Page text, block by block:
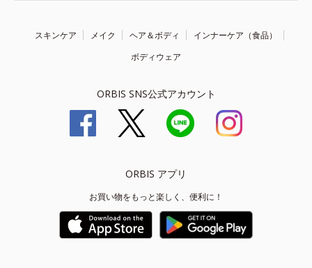
スキンケア メイク ヘア＆ボディ
インナーケア（食品）
ボディウェア
ORBIS SNS公式アカウント
ORBIS アプリ
お買い物をもっと楽しく、便利に！